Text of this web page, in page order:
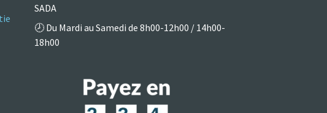
SADA
🕗 Du Mardi au Samedi de 8h00-12h00 / 14h00-
18h00